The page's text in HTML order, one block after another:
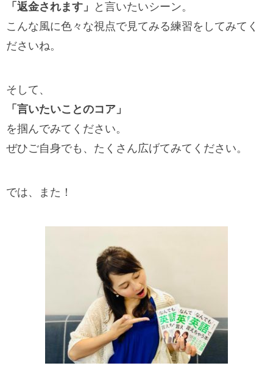
「返金されます」
と言いたいシーン。
こんな風に色々な視点で見てみる練習をしてみてく
ださいね。
そして、
「言いたいことのコア」
を掴んでみてください。
ぜひご自身でも、たくさん広げてみてください。
では、また！